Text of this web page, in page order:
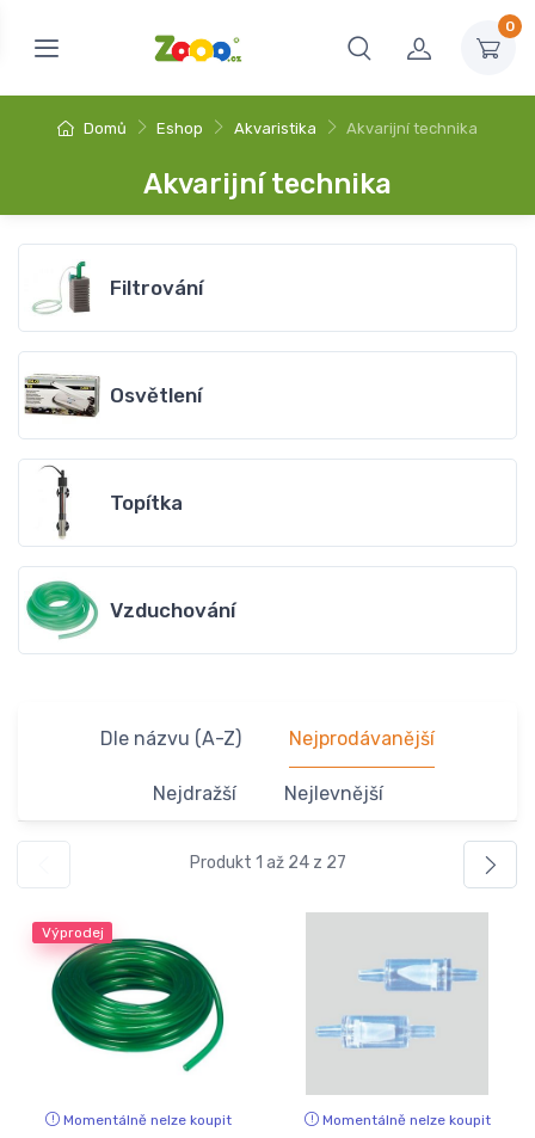
0
Domů Eshop Akvaristika Akvarijní technika
Akvarijní technika
Filtrování
Osvětlení
Topítka
Vzduchování
Dle názvu (A-Z) Nejprodávanější
Nejdražší Nejlevnější
Produkt 1 až 24 z 27
Výprodej
Momentálně nelze koupit Momentálně nelze koupit